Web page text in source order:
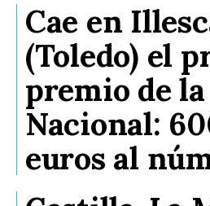
Cae en
(Toledo) el
premio de
Nacional:
euros al